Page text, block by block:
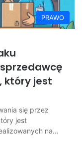
PRAWO
który jest
się przez
jest
na…